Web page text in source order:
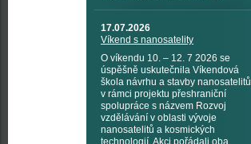
17.07.2026
Víkend s nanosatelity
O víkendu 10. – 12. 7 2026 se
úspěšně uskutečnila Víkendová
škola návrhu a stavby nanosatelitů
v rámci projektu přeshraniční
spolupráce s názvem Rozvoj
vzdělávání v oblasti vývoje
nanosatelitů a kosmických
technologií. Akci pořádali oba